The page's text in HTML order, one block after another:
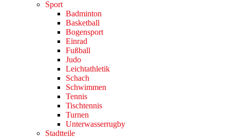
Sport
Badminton
Basketball
Bogensport
Einrad
Fußball
Judo
Leichtathletik
Schach
Schwimmen
Tennis
Tischtennis
Turnen
Unterwasserrugby
Stadtteile